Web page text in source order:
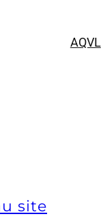
AQVL
site